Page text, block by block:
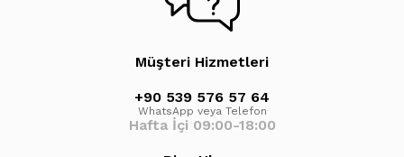
Müşteri Hizmetleri
+90 539 576 57 64
WhatsApp veya Telefon
Hafta İçi 09:00-18:00